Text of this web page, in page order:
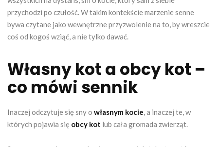
przychodzi po czułość. W takim kontekście marzenie senne
bywa czytane jako wewnętrzne przyzwolenie na to, by wreszcie
coś od kogoś wziąć, a nie tylko dawać.
Własny kot a obcy kot –
co mówi sennik
Inaczej odczytuje się sny o własnym kocie , a inaczej te, w
których pojawia się obcy kot lub cała gromada zwierząt.